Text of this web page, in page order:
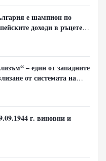
е шампион по
доходи в ръцете
и САЩ
– един от западните
от системата на
г. виновни и